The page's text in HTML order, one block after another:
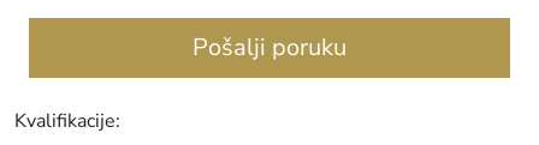
Pošalji poruku
Kvalifikacije: